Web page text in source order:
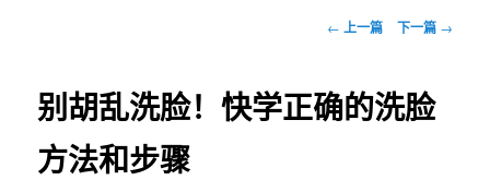
文
航
← 上一篇 下一篇 →
别胡乱洗脸！快学正确的洗脸
方法和步骤